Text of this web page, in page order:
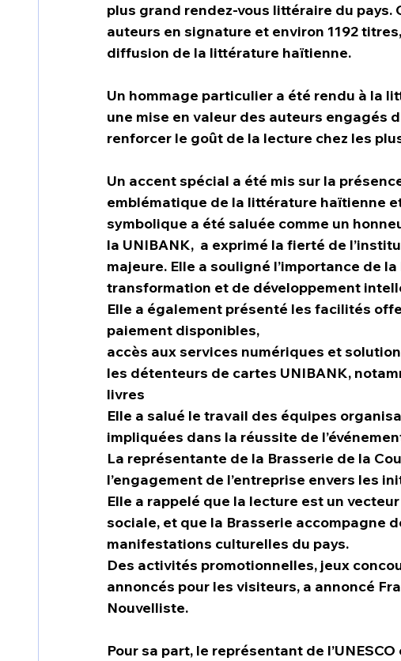
plus grand rendez-vous littéraire du pays.
auteurs en signature et environ 1192
diffusion de la littérature haïtienne.
Un hommage particulier a été rendu à la
une mise en valeur des auteurs engagés
renforcer le goût de la lecture chez les
Un accent spécial a été mis sur la
emblématique de la littérature haïtienne
symbolique a été saluée comme un
la UNIBANK,  a exprimé la fierté de
majeure. Elle a souligné l’importance de
transformation et de développement
Elle a également présenté les facilités
paiement disponibles,
accès aux services numériques et
les détenteurs de cartes UNIBANK,
livres
Elle a salué le travail des équipes
impliquées dans la réussite de
La représentante de la Brasserie de la
l’engagement de l’entreprise envers les
Elle a rappelé que la lecture est un
sociale, et que la Brasserie accompagne
manifestations culturelles du pays.
Des activités promotionnelles, jeux
annoncés pour les visiteurs, a annoncé
Nouvelliste.
Pour sa part, le représentant de